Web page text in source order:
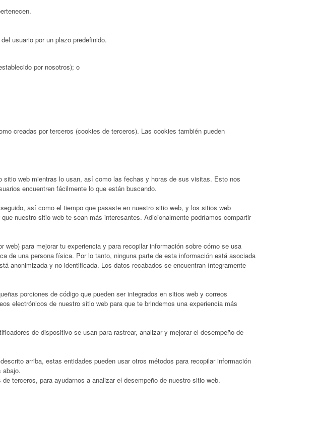
usuario por un plazo predefinido.
por nosotros); o
creadas por terceros (cookies de terceros). Las cookies también pueden
web mientras lo usan, así como las fechas y horas de sus visitas. Esto nos
encuentren fácilmente lo que están buscando.
así como el tiempo que pasaste en nuestro sitio web, y los sitios web
nuestro sitio web te sean más interesantes. Adicionalmente podríamos compartir
para mejorar tu experiencia y para recopilar información sobre cómo se usa
de una persona física. Por lo tanto, ninguna parte de esta información está asociada
anonimizada y no identificada. Los datos recabados se encuentran íntegramente
porciones de código que pueden ser integrados en sitios web y correos
electrónicos de nuestro sitio web para que te brindemos una experiencia más
de dispositivo se usan para rastrear, analizar y mejorar el desempeño de
arriba, estas entidades pueden usar otros métodos para recopilar información
abajo.
terceros, para ayudarnos a analizar el desempeño de nuestro sitio web.